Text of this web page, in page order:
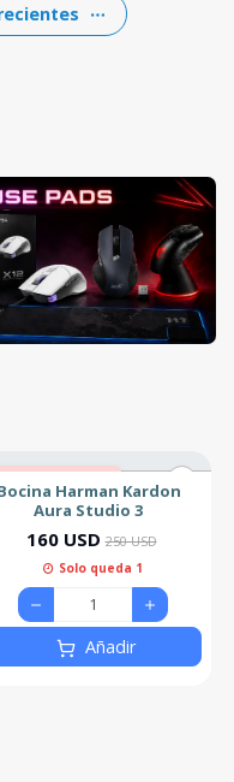
Harman Kardon
Aura Studio 3
160 USD 250 USD
Solo queda 1
Añadir